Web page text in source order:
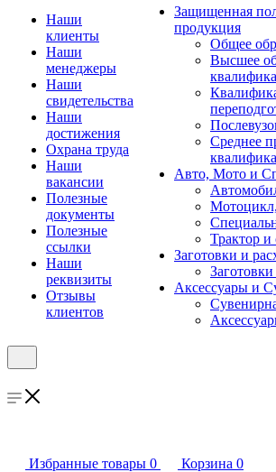
Наши
клиенты
Наши
менеджеры
Наши
свидетельства
Наши
достижения
Охрана труда
Наши
вакансии
Полезные
документы
Полезные
ссылки
Наши
реквизиты
Отзывы
клиентов
Защищенная
продукция
Общее
Высшее
Среднее
Авто, Мото и
Трактор и
Заготовки и
Аксессуары и
Избранные товары 0 Корзина 0